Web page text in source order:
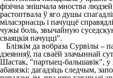
фізічна знішчала мноства
растоптвала ў яго душы
міласэрнасць і пачуццё
чужы боль, звычайную
сваяцкія пачуцці".
Блізкім да вобраза Сурвілы –
дзеянняў, па сваёй злачыннай
Шастак, "партыец-бальшавік", у
абавязкі: дагадзіць следчым,